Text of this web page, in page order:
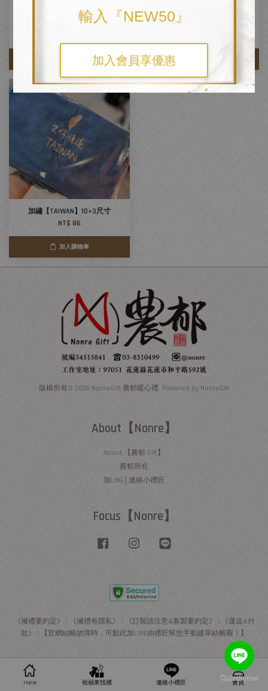
輸入『NEW50』
加入會員享優惠
28*22+7(30)
加繡【TAIWAN】10+3尺寸
NT$ 86
加入購物車
版權所有© 2026 NonreGift 農郁暖心禮. Powered by NonreGift
About【Nonre】
About 【農郁 Gift】
農郁所在
加LINE│連絡小禮匠
Focus【Nonre】
Facebook Instagram
《擁禮要約定》 | 《擁禮有隱私》 | 《訂製請注意&客製要約定》 |
《運送&付
款》
| 【官網結帳故障時，可點此加LINE由禮匠幫您手動建單結帳喔！】
Home 祝福來找禮 連絡小禮匠 會員